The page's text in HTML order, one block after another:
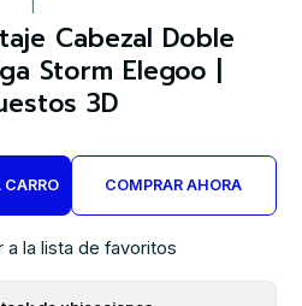
Cabezal Doble
Storm Elegoo |
3D
CARRO COMPRAR AHORA
a la lista de favoritos